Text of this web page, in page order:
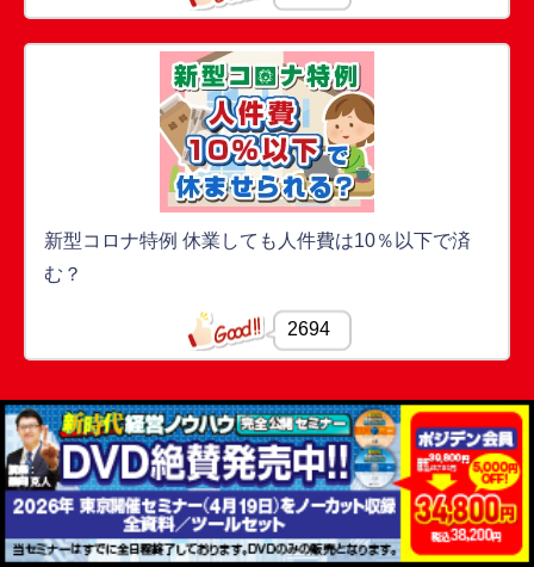
新型コロナ特例 休業しても人件費は10％以下で済
む？
2694
オススメ一覧はこちら
ポジデン
ポジデン動画